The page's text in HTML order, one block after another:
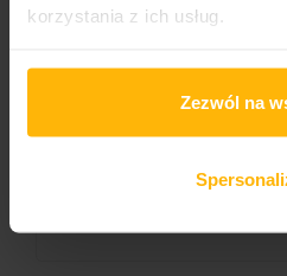
korzystania z ich usług.
Zezwól na
Angelic